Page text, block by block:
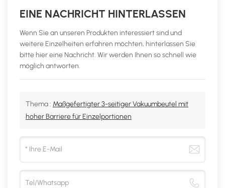
EINE NACHRICHT HINTERLASSEN
Wenn Sie an unseren Produkten interessiert sind und
weitere Einzelheiten erfahren möchten, hinterlassen Sie
bitte hier eine Nachricht. Wir werden Ihnen so schnell wie
möglich antworten.
Thema : Maßgefertigter 3-seitiger Vakuumbeutel mit
hoher Barriere für Einzelportionen